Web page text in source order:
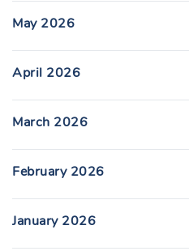
May 2026
April 2026
March 2026
February 2026
January 2026